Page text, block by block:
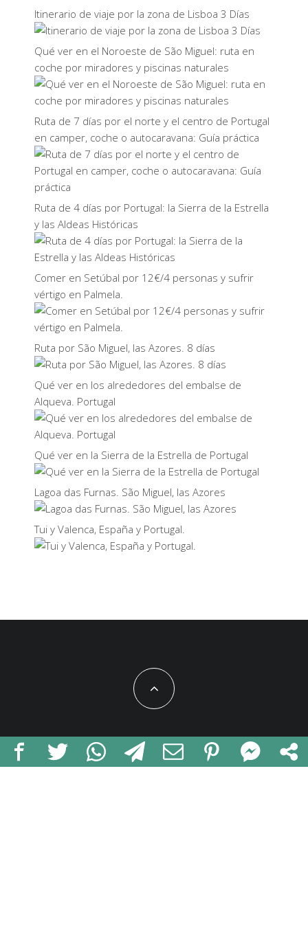
Itinerario de viaje por la zona de Lisboa 3 Días
Qué ver en el Noroeste de São Miguel: ruta en
coche por miradores y piscinas naturales
Ruta de 7 días por el norte y el centro de Portugal
en camper, coche o autocaravana: Guía práctica
Ruta de 4 días por Portugal: la Sierra de la Estrella
y las Aldeas Históricas
Comer en Setúbal por 12€/4 personas y sufrir
vértigo en Palmela.
Ruta por São Miguel, las Azores. 8 días
Qué ver en los alrededores del embalse de
Alqueva. Portugal
Qué ver en la Sierra de la Estrella de Portugal
Lagoa das Furnas. São Miguel, las Azores
Tui y Valenca, España y Portugal.